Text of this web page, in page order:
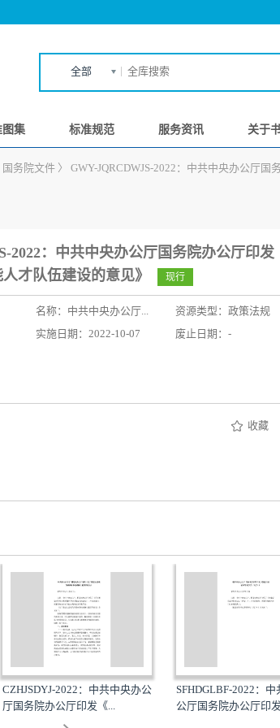
全部
图集 标准规范 服务资讯 关于
国务院文件 〉 GWY-JQRCDWJS-2022：中共中央办公厅
2022：中共中央办公厅国务院办公厅印发
才队伍建设的意见》
现行
名称： 中共中央办公厅...
资源类型：政策法规
实施日期：2022-10-07
废止日期：-
收藏
CZHJSDYJ-2022：中共中央办公
厅国务院办公厅印发《...
SFHDGLBF-2022：中
公厅国务院办公厅印发